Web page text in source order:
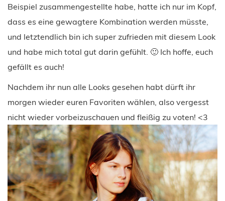
Beispiel zusammengestellte habe, hatte ich nur im Kopf,
dass es eine gewagtere Kombination werden müsste,
und letztendlich bin ich super zufrieden mit diesem Look
und habe mich total gut darin gefühlt. 🙂 Ich hoffe, euch
gefällt es auch!
Nachdem ihr nun alle Looks gesehen habt dürft ihr
morgen wieder euren Favoriten wählen, also vergesst
nicht wieder vorbeizuschauen und fleißig zu voten! <3